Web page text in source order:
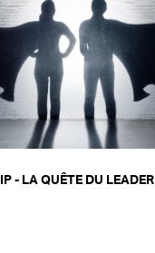
- LA QUÊTE DU LEADER